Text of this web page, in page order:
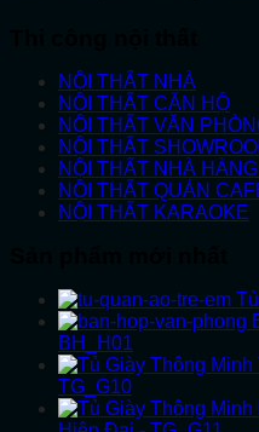
NỘI THẤT NHÀ
NỘI THẤT CĂN HỘ
NỘI THẤT VĂN
NỘI THẤT
NỘI THẤT NHÀ
NỘI THẤT QUÁN
NỘI THẤT KARAOKE
BH_H01
TG_G10